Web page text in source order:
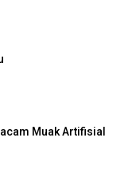
Muak Artifisial